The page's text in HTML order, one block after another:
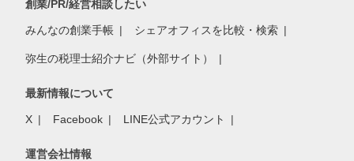
創業/PR/経営相談したい
みんなの創業手帳 シェアオフィスを比較・検索
弥生の税理士紹介ナビ（外部サイト）
最新情報について
X Facebook LINE公式アカウント
運営会社情報